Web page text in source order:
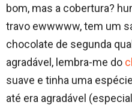
bom, mas a cobertura?
travo ewwwww, tem um
chocolate de segunda
agradável, lembra-me do
suave e tinha uma
até era agradável